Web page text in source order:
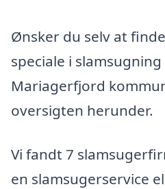
Ønsker du selv at
speciale i
Mariagerfjord
oversigten herunder.
Vi fandt 7
en slamsugerservice